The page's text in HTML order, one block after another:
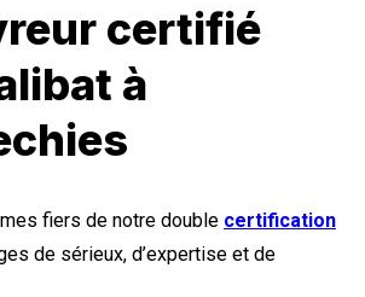
certifié
à
fiers de notre double certification
de sérieux, d’expertise et de